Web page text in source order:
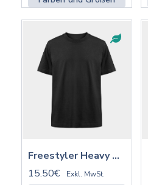
Freestyler Heavy Oversized T-Shirt ST/ST | STTU788
15.50€
Exkl. MwSt.